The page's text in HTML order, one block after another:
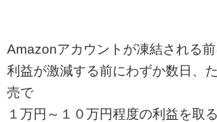
Amazonアカウントが凍結される前
利益が激減する前にわずか数日、
売で
１万円～１０万円程度の利益を取